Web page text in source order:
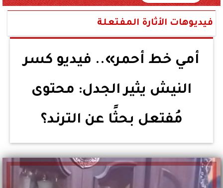
فيديوهات الأثارة المفتعلة
أمي خط أحمر».. فيديو كسر
النيش يثير الجدل: محتوى
مُفتعل بحثًا عن الترند؟